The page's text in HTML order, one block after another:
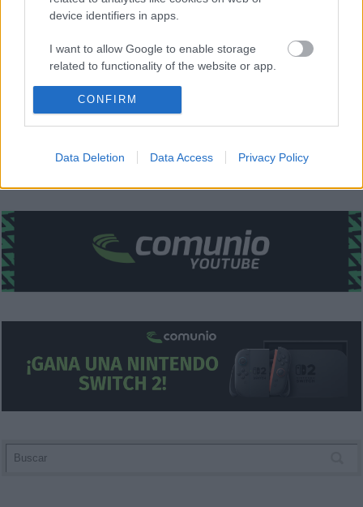
device identifiers in apps.
I want to allow Google to enable storage
related to functionality of the website or app.
I want to allow Google to enable storage
related to personalization.
I want to allow Google to enable storage
related to security, including authentication
CONFIRM
Data Deletion Data Access Privacy Policy
sancionado Maxi. Dudas entre Yunus y Jason para ocupar
la banda derecha en el centro del campo, aunque el
norteamericano es el favorito para ser titular.
¿Aún no juegas a Comunio? Regístrate, ¡gratis!